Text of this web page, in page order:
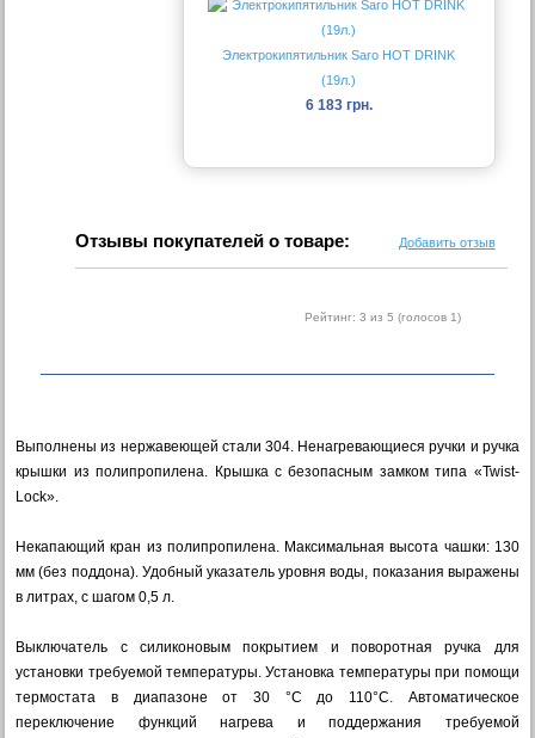
Электрокипятильник Saro HOT DRINK
(19л.)
6 183 грн.
Отзывы покупателей о товаре: Добавить отзыв
Рейтинг: 3 из 5 (голосов 1)
Выполнены из нержавеющей стали 304. Ненагревающиеся ручки и ручка
крышки из полипропилена. Крышка с безопасным замком типа «Twist-
Lock».
Некапающий кран из полипропилена. Максимальная высота чашки: 130
мм (без поддона). Удобный указатель уровня воды, показания выражены
в литрах, с шагом 0,5 л.
Выключатель с силиконовым покрытием и поворотная ручка для
установки требуемой температуры. Установка температуры при помощи
термостата в диапазоне от 30 °C до 110°C. Автоматическое
переключение функций нагрева и поддержания требуемой